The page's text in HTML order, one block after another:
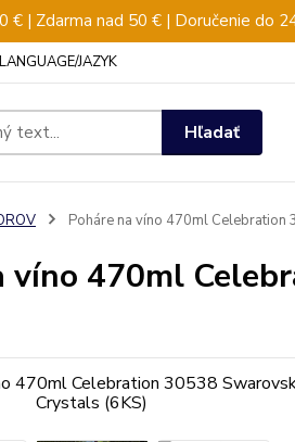
€ | Zdarma nad 50 € | Doručenie do
LANGUAGE/JAZYK
Hľadať
Poháre na víno 470ml
víno 470ml